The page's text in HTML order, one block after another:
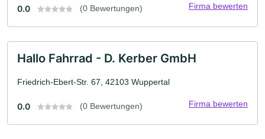
0.0 (0 Bewertungen) Firma bewerten
Hallo Fahrrad - D. Kerber GmbH
Friedrich-Ebert-Str. 67, 42103 Wuppertal
0.0 (0 Bewertungen) Firma bewerten